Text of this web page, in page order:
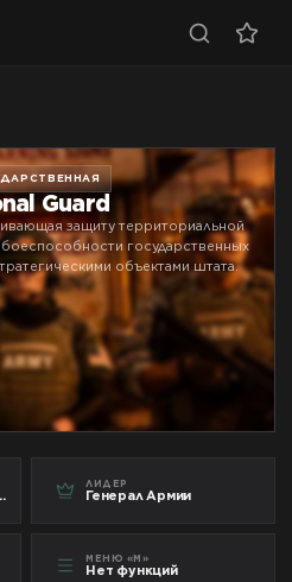
Guard
защиту территориальной
государственных
объектами штата.
San Andreas
ЛИДЕР
Генерал Армии
МЕНЮ «М»
Нет функций